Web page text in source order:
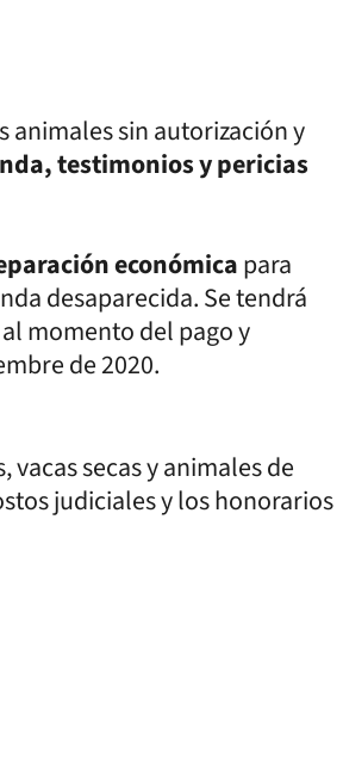
sin autorización y
testimonios y pericias
económicapara
desaparecida. Se tendrá
momento del pago y
de 2020.
secas y animales de
judiciales y los honorarios